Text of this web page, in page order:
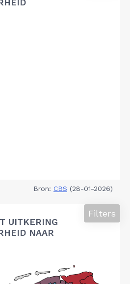
Bron: CBS (28-01-2026)
UITKERING
NAAR
Filters